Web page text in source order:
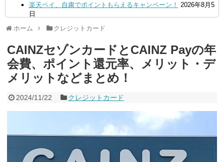
楽天ペイ、自粛でポイントもらえるキャンペーン！ 2026年8月5
日
元！
2026年8月5日
ードチャージすると5%還元に！ 2026年8月4日
PayPayで500ptもらえる！対象地銀の口座追加などの条件達成
で。9/30まで
2026年8月4日
三井住友カード、はま寿司、ココス、オリーブの丘などでVポイ
ント最大10％還元！さらにVカードクーポンも併用可
月4日
ャンペーン！8/31まで 2026年8月3日
ドコモの銀行で預金残高を10万円以上増加で最大10億dポイント
2026年8月3日
デジタルギフト改悪でいろいろ手数料徴収へ！8/3～ 2026年8月
1日
PayPayポイント→Vポイント交換でストア限定の制限を消す方
ホーム クレジットカード
CAINZセゾンカードとCAINZ Payの年
会費、ポイント還元率、メリット・デ
メリットなどまとめ！
2024/11/22 クレジットカード